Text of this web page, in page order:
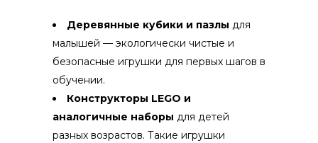
Деревянные кубики и пазлы для
малышей — экологически чистые и
безопасные игрушки для первых шагов в
обучении.
Конструкторы LEGO и
аналогичные наборы для детей
разных возрастов. Такие игрушки